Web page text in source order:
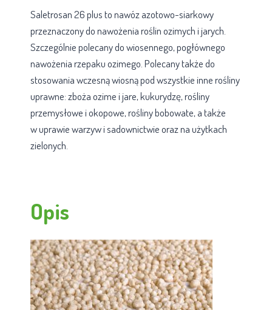
Saletrosan 26 plus to nawóz azotowo-siarkowy
przeznaczony do nawożenia roślin ozimych i jarych.
Szczególnie polecany do wiosennego, pogłównego
nawożenia rzepaku ozimego. Polecany także do
stosowania wczesną wiosną pod wszystkie inne rośliny
uprawne: zboża ozime i jare, kukurydzę, rośliny
przemysłowe i okopowe, rośliny bobowate, a także
w uprawie warzyw i sadownictwie oraz na użytkach
zielonych.
Opis